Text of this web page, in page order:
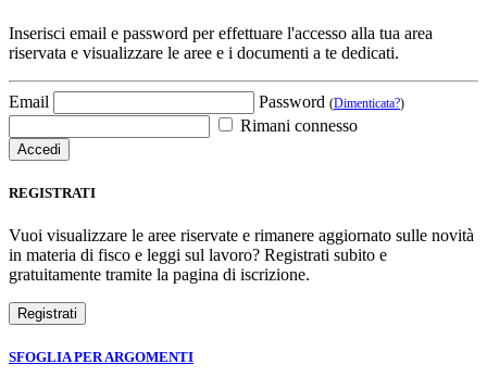
Inserisci email e password per effettuare l'accesso alla tua area
riservata e visualizzare le aree e i documenti a te dedicati.
Email Password (Dimenticata?)
Rimani connesso
REGISTRATI
Vuoi visualizzare le aree riservate e rimanere aggiornato sulle novità
in materia di fisco e leggi sul lavoro? Registrati subito e
gratuitamente tramite la pagina di iscrizione.
SFOGLIA PER ARGOMENTI